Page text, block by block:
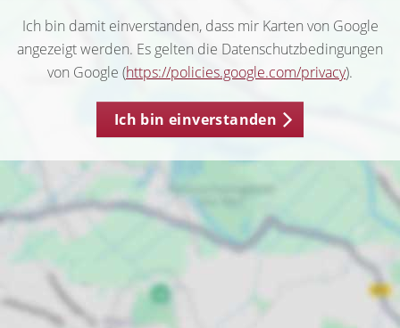
Ich bin damit einverstanden, dass mir Karten von Google
angezeigt werden. Es gelten die Datenschutzbedingungen
von Google (https://policies.google.com/privacy).
Ich bin einverstanden